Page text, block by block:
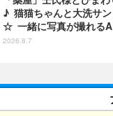
♪ 猫猫ちゃんと大洗サン
☆ 一緒に写真が撮れる
スポット企画「猫猫・壬
2026.8.7